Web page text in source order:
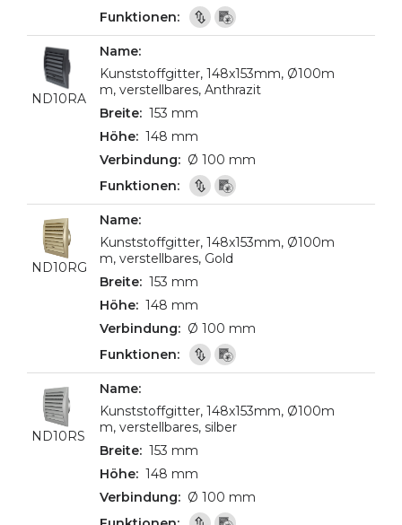
ND10RA
Kunststoffgitter, 148x153mm, Ø100m
m, verstellbares, Anthrazit
153 mm
148 mm
Ø 100 mm
ND10RG
Kunststoffgitter, 148x153mm, Ø100m
m, verstellbares, Gold
153 mm
148 mm
Ø 100 mm
ND10RS
Kunststoffgitter, 148x153mm, Ø100m
m, verstellbares, silber
153 mm
148 mm
Ø 100 mm